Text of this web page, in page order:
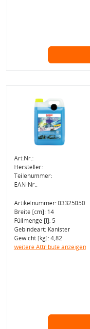
Art.Nr.:
Hersteller:
Teilenummer:
EAN-Nr.:
Artikelnummer: 03325050
Breite [cm]: 14
Füllmenge [l]: 5
Gebindeart: Kanister
Gewicht [kg]: 4,82
weitere Attribute anzeigen